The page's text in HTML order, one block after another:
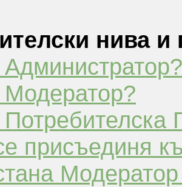
нива и
Администратор?
Модератор?
присъединя